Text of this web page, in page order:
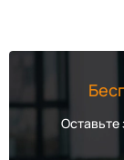
Оставьте